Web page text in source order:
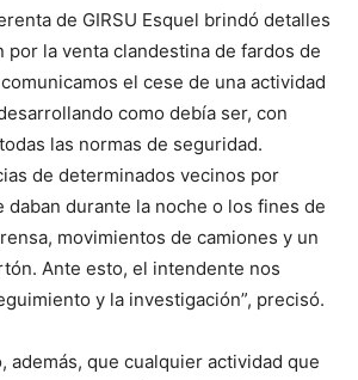
de GIRSU Esquel brindó detalles
por la venta clandestina de fardos de
el cese de una actividad
como debía ser, con
las normas de seguridad.
de determinados vecinos por
daban durante la noche o los fines de
movimientos de camiones y un
Ante esto, el intendente nos
y la investigación”, precisó.
además, que cualquier actividad que